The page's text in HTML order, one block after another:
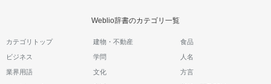
Weblio辞書のカテゴリ一覧
カテゴリトップ 建物・不動産 食品
ビジネス 学問 人名
業界用語 文化 方言